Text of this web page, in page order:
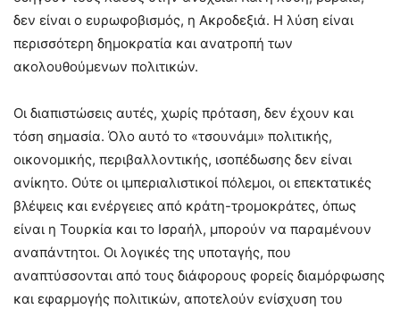
δεν είναι ο ευρωφοβισμός, η Ακροδεξιά. Η λύση είναι
περισσότερη δημοκρατία και ανατροπή των
ακολουθούμενων πολιτικών.
Οι διαπιστώσεις αυτές, χωρίς πρόταση, δεν έχουν και
τόση σημασία. Όλο αυτό το «τσουνάμι» πολιτικής,
οικονομικής, περιβαλλοντικής, ισοπέδωσης δεν είναι
ανίκητο. Ούτε οι ιμπεριαλιστικοί πόλεμοι, οι επεκτατικές
βλέψεις και ενέργειες από κράτη-τρομοκράτες, όπως
είναι η Τουρκία και το Ισραήλ, μπορούν να παραμένουν
αναπάντητοι. Οι λογικές της υποταγής, που
αναπτύσσονται από τους διάφορους φορείς διαμόρφωσης
και εφαρμογής πολιτικών, αποτελούν ενίσχυση του